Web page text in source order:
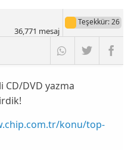
Teşekkür: 26
36,771 mesaj
CD/DVD yazma
konu/top-